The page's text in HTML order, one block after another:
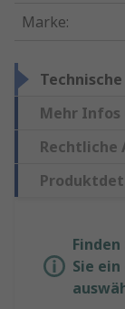
Marke:
Mehr Infos
Rechtliche
Sie